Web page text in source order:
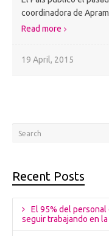
coordinadora de
Read more
19 April, 2015
Recent Posts
El 95% del personal
seguir trabajando en